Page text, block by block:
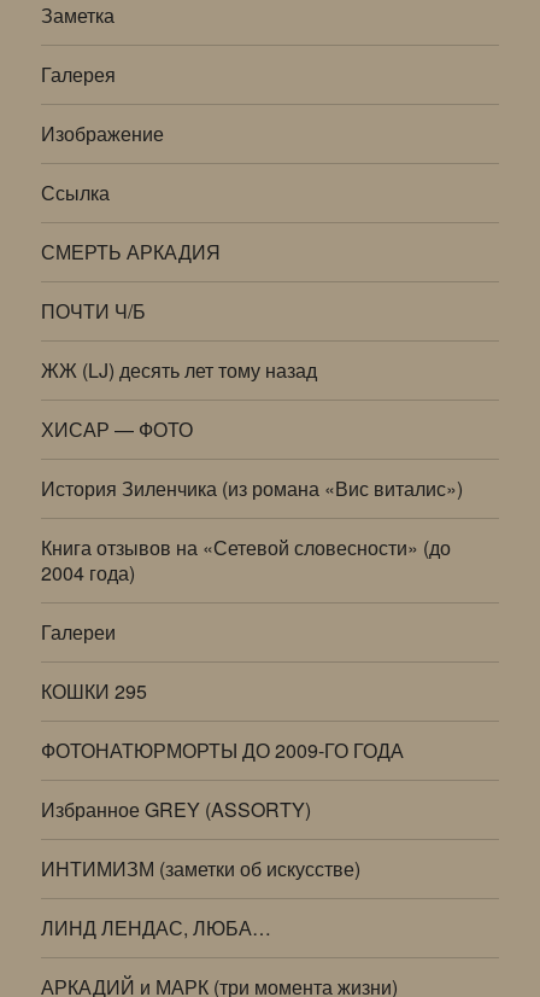
Заметка
Галерея
Изображение
Ссылка
СМЕРТЬ АРКАДИЯ
ПОЧТИ Ч/Б
ЖЖ (LJ) десять лет тому назад
ХИСАР — ФОТО
История Зиленчика (из романа «Вис виталис»)
Книга отзывов на «Сетевой словесности» (до
2004 года)
Галереи
КОШКИ 295
ФОТОНАТЮРМОРТЫ ДО 2009-ГО ГОДА
Избранное GREY (ASSORTY)
ИНТИМИЗМ (заметки об искусстве)
ЛИНД ЛЕНДАС, ЛЮБА…
АРКАДИЙ и МАРК (три момента жизни)